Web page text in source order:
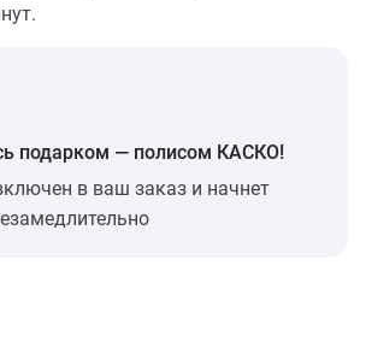
подарком — полисом КАСКО!
в ваш заказ и начнет